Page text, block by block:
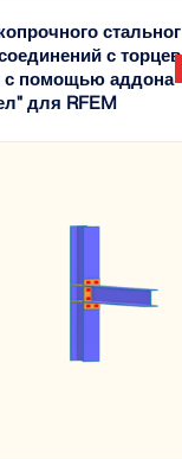
стальног
с торцев
с помощью аддона
для RFEM